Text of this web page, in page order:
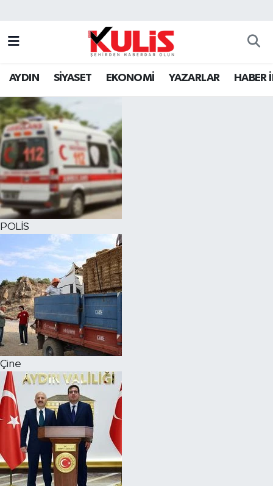
AYDIN SİYASET EKONOMİ YAZARLAR HABER
POLİS
Çine